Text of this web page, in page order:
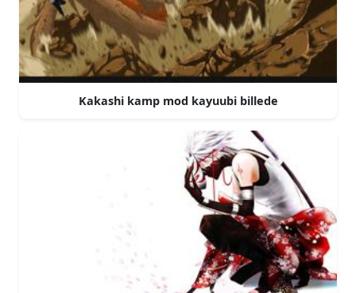
Kakashi kamp mod kayuubi billede